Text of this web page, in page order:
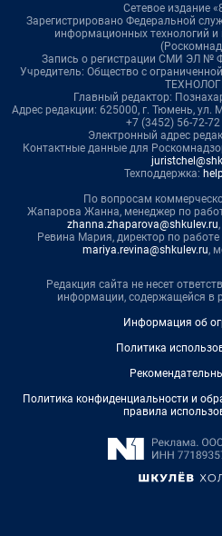
Сетевое издание
Зарегистрировано Федеральной
информационных технологий
Запись о регистрации СМИ ЭЛ №
Учредитель: Общество с
Главный редактор:
Адрес редакции: 625000, г. Тюмень, ул.
+7 (3452) 56-72-
Электронный адрес
Контактные данные для
Техподдержка:
По вопросам
Жапарова Жанна, менеджер по
zhanna.zhaparova@shkulev.ru
Ревина Мария, директор по
mariya.revina@shkulev.ru,
Редакция сайта не несет
информации, содержащейся в
Информация об
Политика
Политика конфиденциальности и
правила